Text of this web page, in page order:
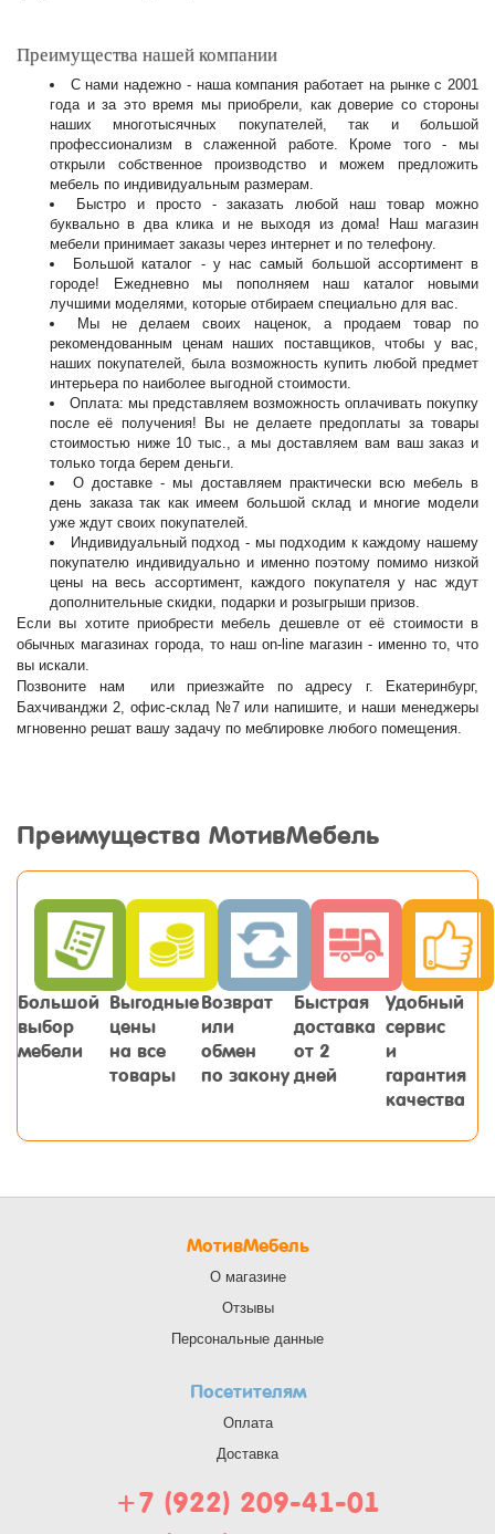
Преимущества нашей компании
С нами надежно - наша компания работает на рынке с 2001
года и за это время мы приобрели, как доверие со стороны
наших многотысячных покупателей, так и большой
профессионализм в слаженной работе. Кроме того - мы
открыли собственное производство и можем предложить
мебель по индивидуальным размерам.
Быстро и просто - заказать любой наш товар можно
буквально в два клика и не выходя из дома! Наш магазин
мебели принимает заказы через интернет и по телефону.
Большой каталог - у нас самый большой ассортимент в
городе! Ежедневно мы пополняем наш каталог новыми
лучшими моделями, которые отбираем специально для вас.
Мы не делаем своих наценок, а продаем товар по
рекомендованным ценам наших поставщиков, чтобы у вас,
наших покупателей, была возможность купить любой предмет
интерьера по наиболее выгодной стоимости.
Оплата: мы представляем возможность оплачивать покупку
после её получения! Вы не делаете предоплаты за товары
стоимостью ниже 10 тыс., а мы доставляем вам ваш заказ и
только тогда берем деньги.
О доставке - мы доставляем практически всю мебель в
день заказа так как имеем большой склад и многие модели
уже ждут своих покупателей.
Индивидуальный подход - мы подходим к каждому нашему
покупателю индивидуально и именно поэтому помимо низкой
цены на весь ассортимент, каждого покупателя у нас ждут
дополнительные скидки, подарки и розыгрыши призов.
Если вы хотите приобрести мебель дешевле от её стоимости в
обычных магазинах города, то наш on-line магазин - именно то, что
вы искали.
Позвоните нам или приезжайте по адресу г. Екатеринбург,
Бахчиванджи 2, офис-склад №7 или напишите, и наши менеджеры
мгновенно решат вашу задачу по меблировке любого помещения.
Преимущества МотивМебель
Большой
выбор
мебели
Выгодные
цены
на все
товары
Возврат
или
обмен
по закону
Быстрая
доставка
от 2
дней
Удобный
сервис
и
гарантия
качества
МотивМебель
О магазине
Отзывы
Персональные данные
Посетителям
Оплата
Доставка
+7 (922) 209-41-01